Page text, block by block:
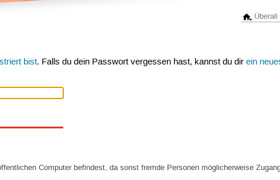
bist. Falls du dein Passwort vergessen hast, kannst du direin
Computer befindest, da sonst fremde Personen möglicherweise